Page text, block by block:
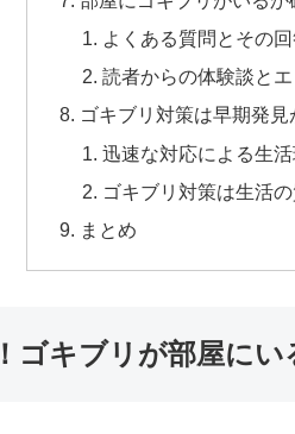
よくある質問とその
読者からの体験談と
ゴキブリ対策は早期発見
迅速な対応による生
ゴキブリ対策は生活
まとめ
ゴキブリが部屋にい